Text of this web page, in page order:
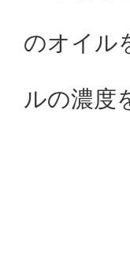
のオイル
ルの濃度